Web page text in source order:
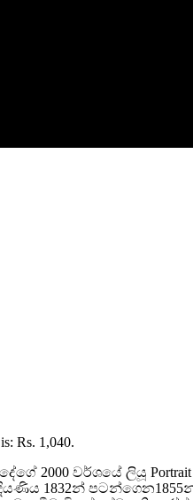
Rs. 1,040.
2000 වර්ශයේ ලියූ
1832න්